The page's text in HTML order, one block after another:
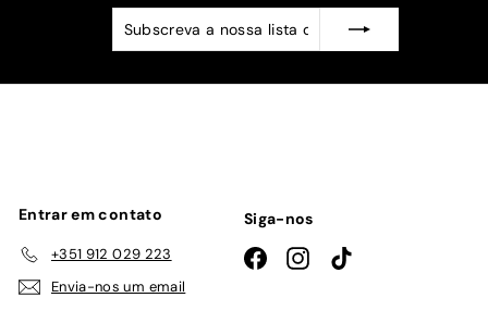
Subscreva
a
Subscrever
Entrar em contato
+351 912 029 223
Envia-nos um email
Siga-nos
FacebookInstagramTikTok